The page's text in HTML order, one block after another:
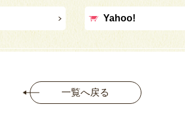
Yahoo!
一覧へ戻る